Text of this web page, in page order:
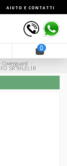
AIUTO E CONTATTI
0
SR 9FLEL1R